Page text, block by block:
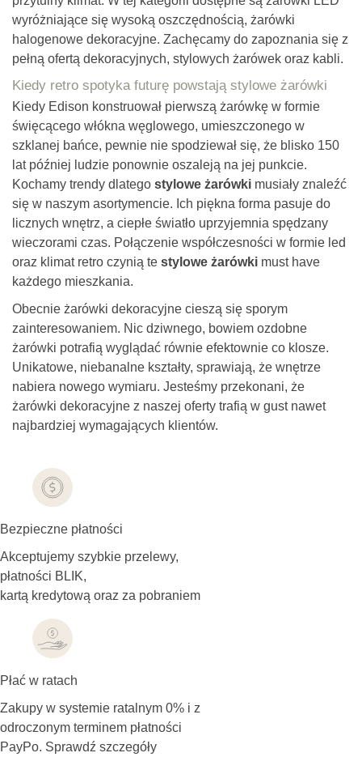
wyróżniające się wysoką oszczędnością, żarówki
halogenowe dekoracyjne. Zachęcamy do zapoznania się z
pełną ofertą dekoracyjnych, stylowych żarówek oraz kabli.
Kiedy retro spotyka futurę powstają stylowe żarówki
Kiedy Edison konstruował pierwszą żarówkę w formie
święcącego włókna węglowego, umieszczonego w
szklanej bańce, pewnie nie spodziewał się, że blisko 150
lat później ludzie ponownie oszaleją na jej punkcie.
Kochamy trendy dlatego stylowe żarówki musiały znaleźć
się w naszym asortymencie. Ich piękna forma pasuje do
licznych wnętrz, a ciepłe światło uprzyjemnia spędzany
wieczorami czas. Połączenie współczesności w formie led
oraz klimat retro czynią te stylowe żarówki must have
każdego mieszkania.
Obecnie żarówki dekoracyjne cieszą się sporym
zainteresowaniem. Nic dziwnego, bowiem ozdobne
żarówki potrafią wyglądać równie efektownie co klosze.
Unikatowe, niebanalne kształty, sprawiają, że wnętrze
nabiera nowego wymiaru. Jesteśmy przekonani, że
żarówki dekoracyjne z naszej oferty trafią w gust nawet
najbardziej wymagających klientów.
Bezpieczne płatności
Akceptujemy szybkie przelewy,
płatności BLIK,
kartą kredytową oraz za pobraniem
Płać w ratach
Zakupy w systemie ratalnym 0% i z
odroczonym terminem płatności
PayPo. Sprawdź szczegóły